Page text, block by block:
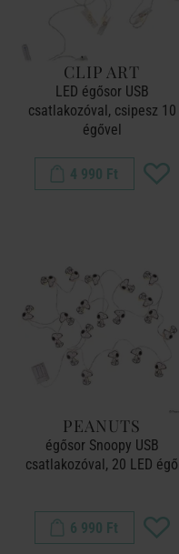
CLIP ART
LED égősor USB
csatlakozóval, csipesz 10
égővel
4 990 Ft
PEANUTS
égősor Snoopy USB
csatlakozóval, 20 LED égő
6 990 Ft